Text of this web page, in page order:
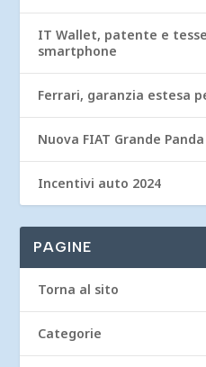
IT Wallet, patente e
smartphone
Ferrari, garanzia estesa
Nuova FIAT Grande Panda
Incentivi auto 2024
PAGINE
Torna al sito
Categorie